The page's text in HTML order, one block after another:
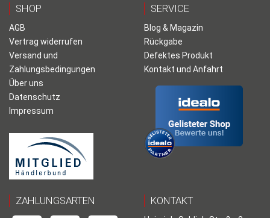
SHOP
AGB
Vertrag widerrufen
Versand und
Zahlungsbedingungen
Über uns
Datenschutz
Impressum
SERVICE
Blog & Magazin
Rückgabe
Defektes Produkt
Kontakt und Anfahrt
ZAHLUNGSARTEN KONTAKT